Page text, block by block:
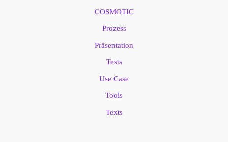
COSMOTIC
Prozess
Präsentation
Tests
Use Case
Tools
Texts